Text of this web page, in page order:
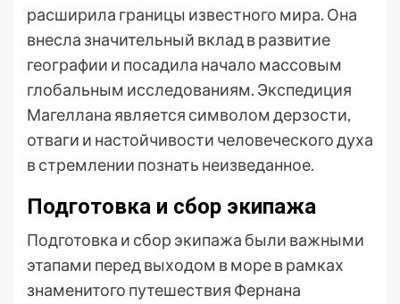
расширила границы известного мира. Она
внесла значительный вклад в развитие
географии и посадила начало массовым
глобальным исследованиям. Экспедиция
Магеллана является символом дерзости,
отваги и настойчивости человеческого духа
в стремлении познать неизведанное.
Подготовка и сбор экипажа
Подготовка и сбор экипажа были важными
этапами перед выходом в море в рамках
знаменитого путешествия Фернана